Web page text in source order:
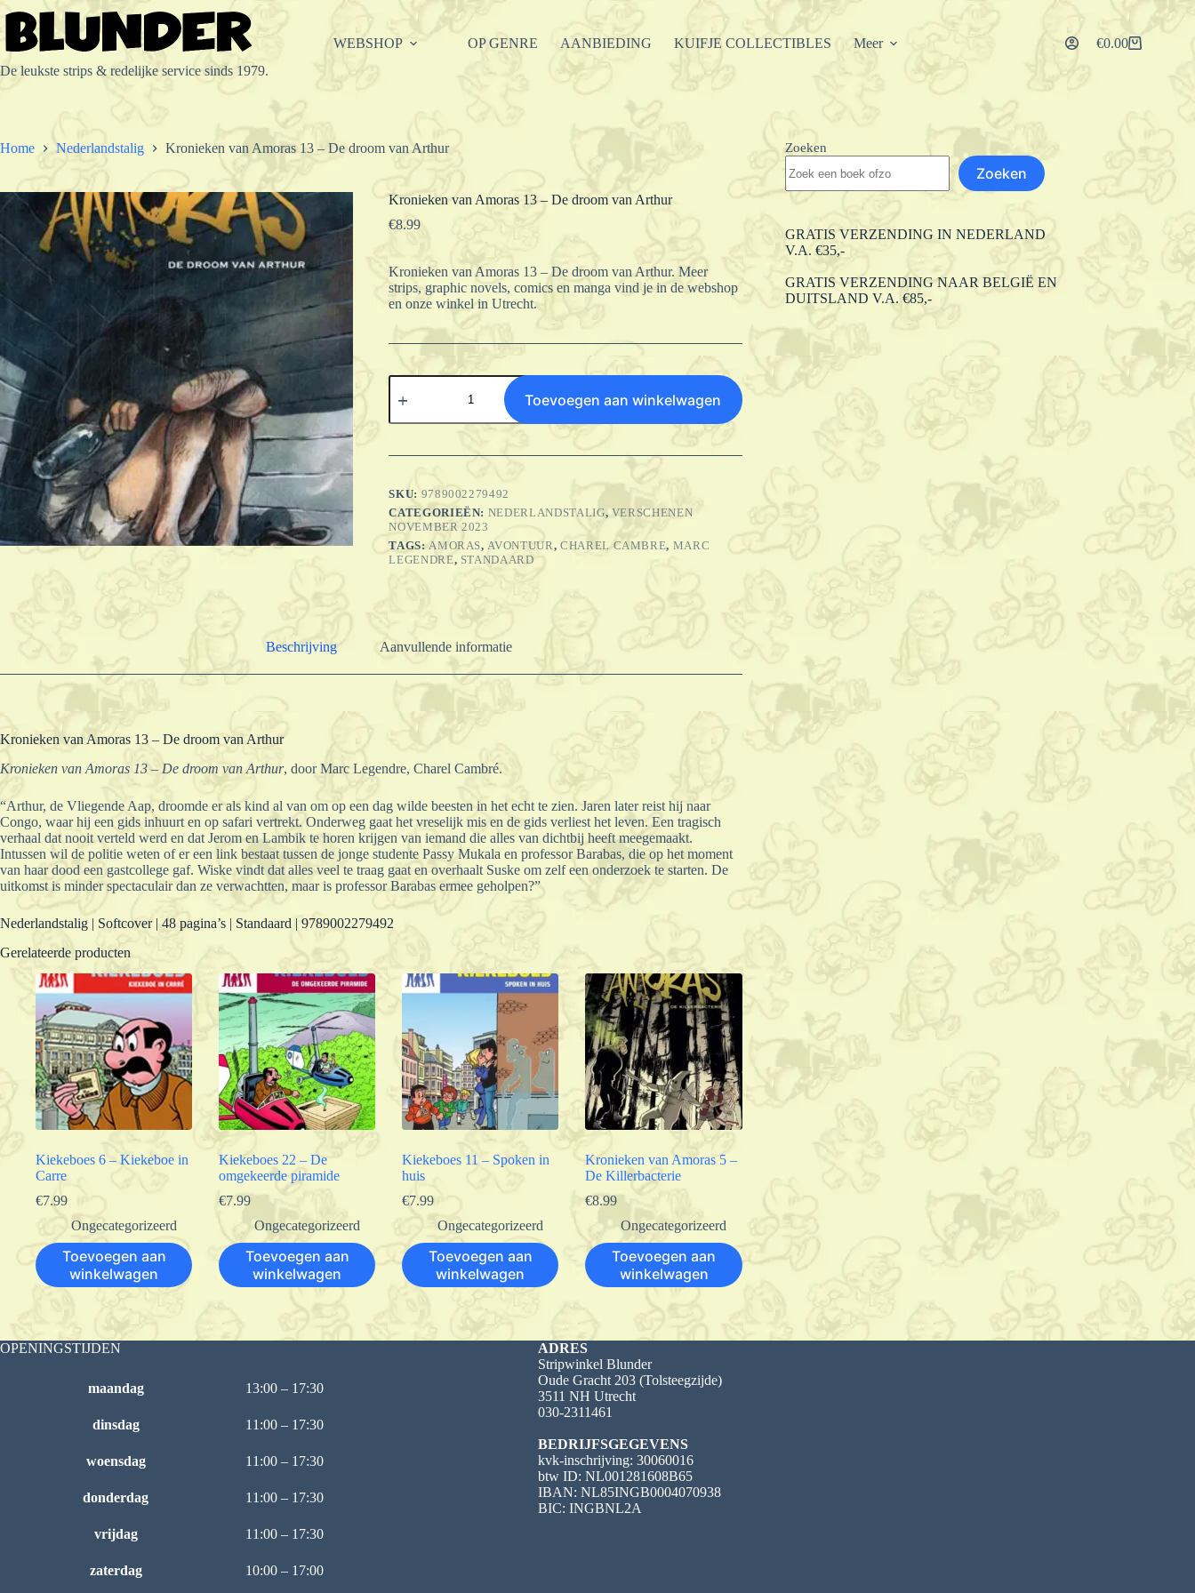
Ga
naar
inhoud
De leukste strips & redelijke service sinds 1979.
WEBSHOP OP GENRE AANBIEDING KUIFJE COLLECTIBLES Meer Winkelwagen
€0.00
Home Nederlandstalig Kronieken van Amoras 13 – De droom van Arthur
Kronieken van Amoras 13 – De droom van Arthur
€8.99
Kronieken van Amoras 13 – De droom van Arthur. Meer
strips, graphic novels, comics en manga vind je in de webshop
en onze winkel in Utrecht.
Kronieken
van
13
De
van
Arthur
aantal
Toevoegen aan winkelwagen
SKU: 9789002279492
CATEGORIEËN: NEDERLANDSTALIG, VERSCHENEN
NOVEMBER 2023
TAGS:AMORAS,AVONTUUR, CHAREL CAMBRE, MARC
LEGENDRE, STANDAARD
Beschrijving Aanvullende informatie
Kronieken van Amoras 13 – De droom van Arthur
Kronieken van Amoras 13 – De droom van Arthur, door Marc Legendre, Charel Cambré.
“Arthur, de Vliegende Aap, droomde er als kind al van om op een dag wilde beesten in het echt te zien. Jaren later reist hij naar
Congo, waar hij een gids inhuurt en op safari vertrekt. Onderweg gaat het vreselijk mis en de gids verliest het leven. Een tragisch
verhaal dat nooit verteld werd en dat Jerom en Lambik te horen krijgen van iemand die alles van dichtbij heeft meegemaakt.
Intussen wil de politie weten of er een link bestaat tussen de jonge studente Passy Mukala en professor Barabas, die op het moment
van haar dood een gastcollege gaf. Wiske vindt dat alles veel te traag gaat en overhaalt Suske om zelf een onderzoek te starten. De
uitkomst is minder spectaculair dan ze verwachtten, maar is professor Barabas ermee geholpen?”
Nederlandstalig | Softcover | 48 pagina’s | Standaard | 9789002279492
Gerelateerde producten
Kiekeboes 6 – Kiekeboe in
Carre
€7.99
Ongecategorizeerd
Toevoegen aan
winkelwagen
Kiekeboes 22 – De
omgekeerde piramide
€7.99
Ongecategorizeerd
Toevoegen aan
winkelwagen
Kiekeboes 11 – Spoken in
huis
€7.99
Ongecategorizeerd
Toevoegen aan
winkelwagen
Kronieken van Amoras 5 –
De Killerbacterie
€8.99
Ongecategorizeerd
Toevoegen aan
winkelwagen
Zoeken
Zoeken
GRATIS VERZENDING IN NEDERLAND
V.A. €35,-
GRATIS VERZENDING NAAR BELGIË EN
DUITSLAND V.A. €85,-
OPENINGSTIJDEN
maandag 13:00 – 17:30
dinsdag 11:00 – 17:30
woensdag 11:00 – 17:30
donderdag 11:00 – 17:30
vrijdag 11:00 – 17:30
zaterdag 10:00 – 17:00
ADRES
Stripwinkel Blunder
Oude Gracht 203 (Tolsteegzijde)
3511 NH Utrecht
030-2311461
BEDRIJFSGEGEVENS
kvk-inschrijving: 30060016
btw ID: NL001281608B65
IBAN: NL85INGB0004070938
BIC: INGBNL2A